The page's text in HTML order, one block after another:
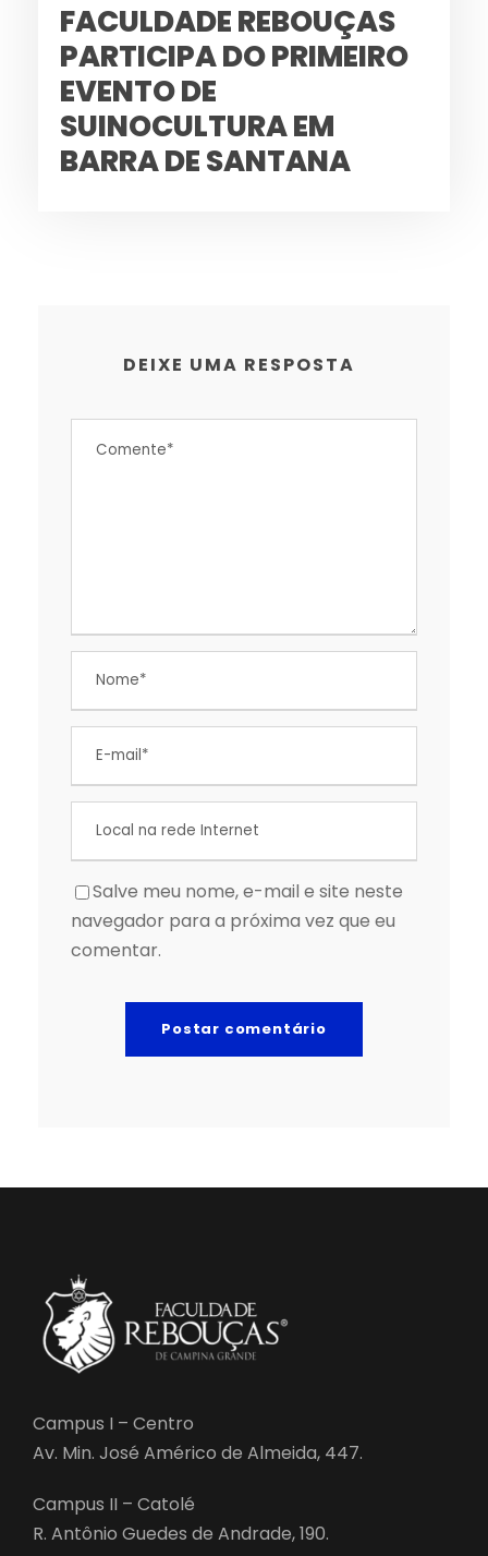
FACULDADE REBOUÇAS
PARTICIPA DO PRIMEIRO
EVENTO DE
SUINOCULTURA EM
BARRA DE SANTANA
DEIXE UMA RESPOSTA
Salve meu nome, e-mail e site neste
navegador para a próxima vez que eu
comentar.
Campus I – Centro
Av. Min. José Américo de Almeida, 447.
Campus II – Catolé
R. Antônio Guedes de Andrade, 190.